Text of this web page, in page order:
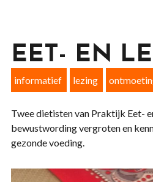
EET- EN
informatief lezing
Twee dietisten van Praktijk Eet-
bewustwording vergroten en
gezonde voeding.